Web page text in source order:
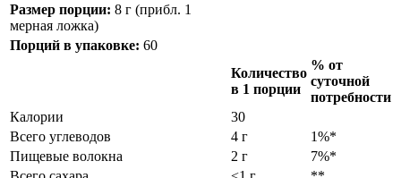
Размер порции: 8 г (прибл. 1
мерная ложка)
Порций в упаковке: 60
Количество
в 1 порции
% от
суточной
потребности
Калории
30
Всего углеводов
4 г
1%*
Пищевые волокна
2 г
7%*